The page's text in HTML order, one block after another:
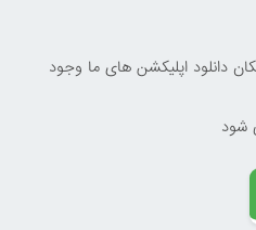
دانلود اپلیکشن های ما وجود
شود